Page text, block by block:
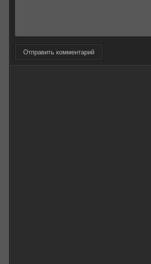
Отправить комментарий